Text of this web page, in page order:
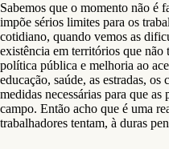
Sabemos que o momento não é
impõe sérios limites para os
cotidiano, quando vemos as
existência em territórios que
política pública e melhoria ao
educação, saúde, as estradas,
medidas necessárias para que
campo. Então acho que é uma
trabalhadores tentam, à duras